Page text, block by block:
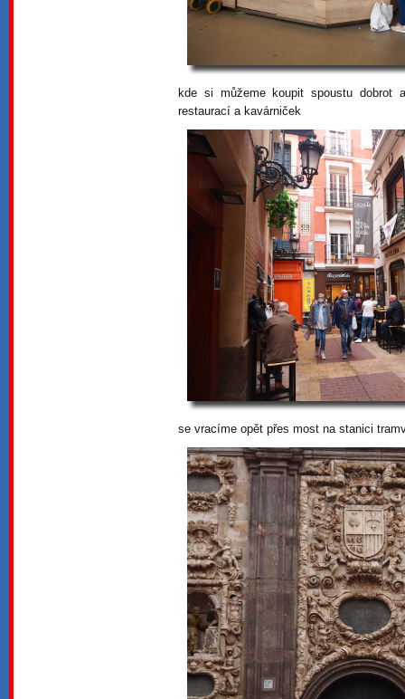
kde si můžeme koupit spoustu dobrot
restaurací a kavárniček
se vracíme opět přes most na stanici